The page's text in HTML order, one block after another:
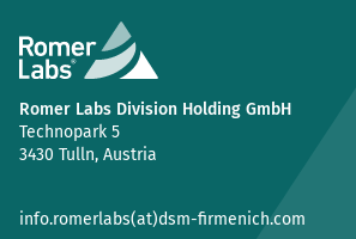
Romer Labs Division Holding GmbH
Technopark 5
3430 Tulln, Austria
info.romerlabs(at)dsm-firmenich.com